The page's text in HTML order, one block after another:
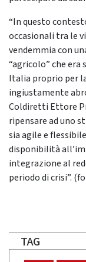
“In questo
occasionali tra le
vendemmia con
“agricolo” che
Italia proprio per
ingiustamente
Coldiretti Ettore
ripensare ad uno
sia agile e
disponibilità
integrazione al
periodo di crisi”.
TAG